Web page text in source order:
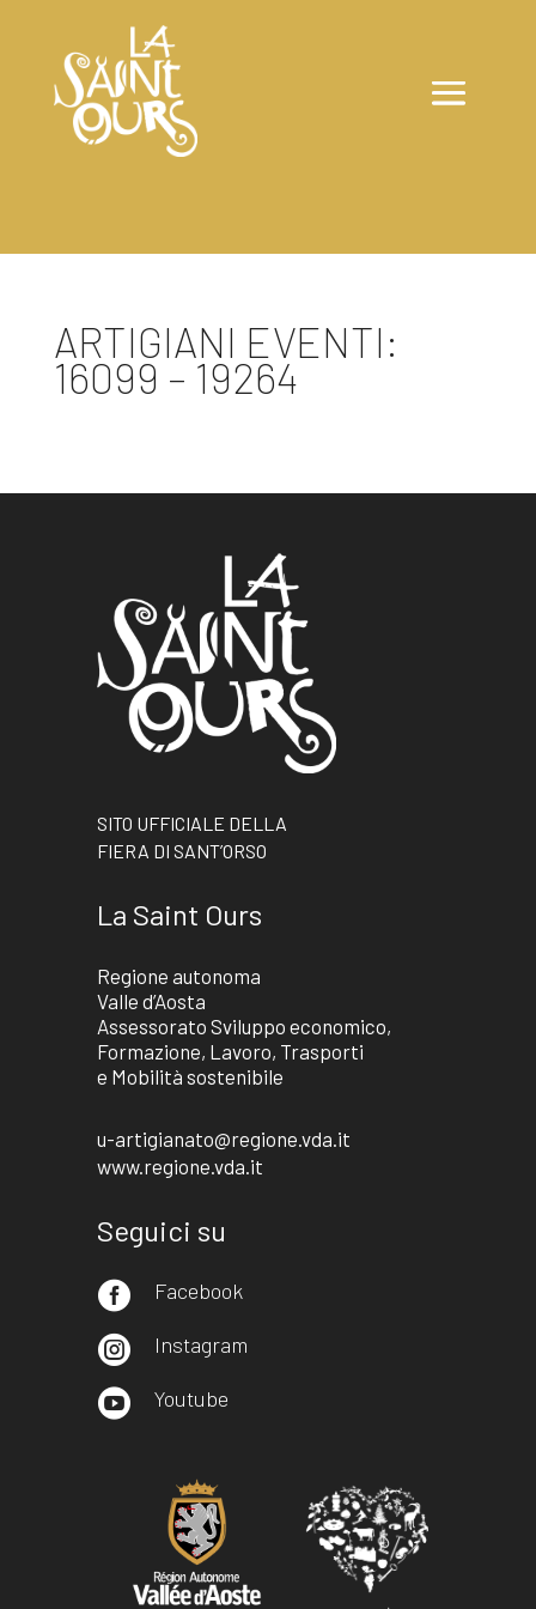
ARTIGIANI EVENTI:
16099 – 19264
SITO UFFICIALE DELLA
FIERA DI SANT’ORSO
La Saint Ours
Regione autonoma
Valle d’Aosta
Assessorato Sviluppo economico,
Formazione, Lavoro, Trasporti
e Mobilità sostenibile
u-artigianato@regione.vda.it
www.regione.vda.it
Seguici su
 Facebook
 Instagram
 Youtube